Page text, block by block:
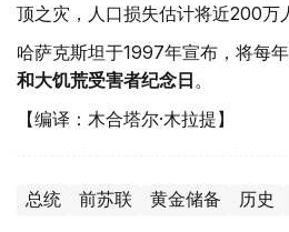
顶之灾，人口损失估计将近200万
哈萨克斯坦于1997年宣布，将每
和大饥荒受害者纪念日。
【编译：木合塔尔·木拉提】
总统 前苏联 黄金储备 历史